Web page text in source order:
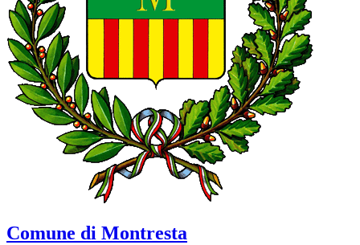
Comune di Montresta